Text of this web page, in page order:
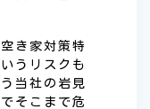
き家対策特
うリスクも
当社の岩見
そこまで危